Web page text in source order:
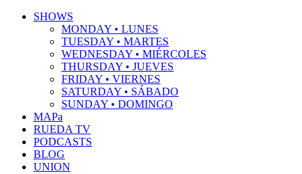
SHOWS
MONDAY • LUNES
TUESDAY • MARTES
WEDNESDAY • MIÉRCOLES
THURSDAY • JUEVES
FRIDAY • VIERNES
SATURDAY • SÁBADO
SUNDAY • DOMINGO
MAPa
RUEDA TV
PODCASTS
BLOG
UNION